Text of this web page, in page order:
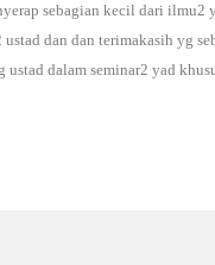
sebagian kecil dari ilmu2
dan dan terimakasih yg
dalam seminar2 yad